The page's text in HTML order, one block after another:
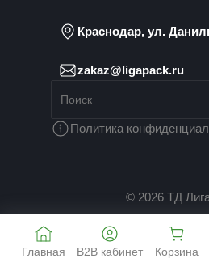
Краснодар, ул.
zakaz@ligapack.ru
Политика
© 2026 ТД
Главная B2B кабинет Корзина